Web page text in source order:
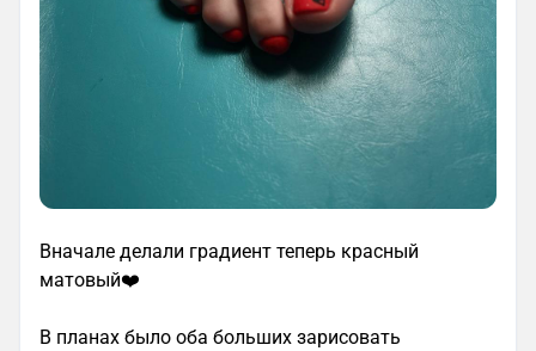
Вначале делали градиент теперь красный
матовый❤️
В планах было оба больших зарисовать